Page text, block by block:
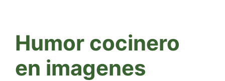
Humor cocinero
en imagenes